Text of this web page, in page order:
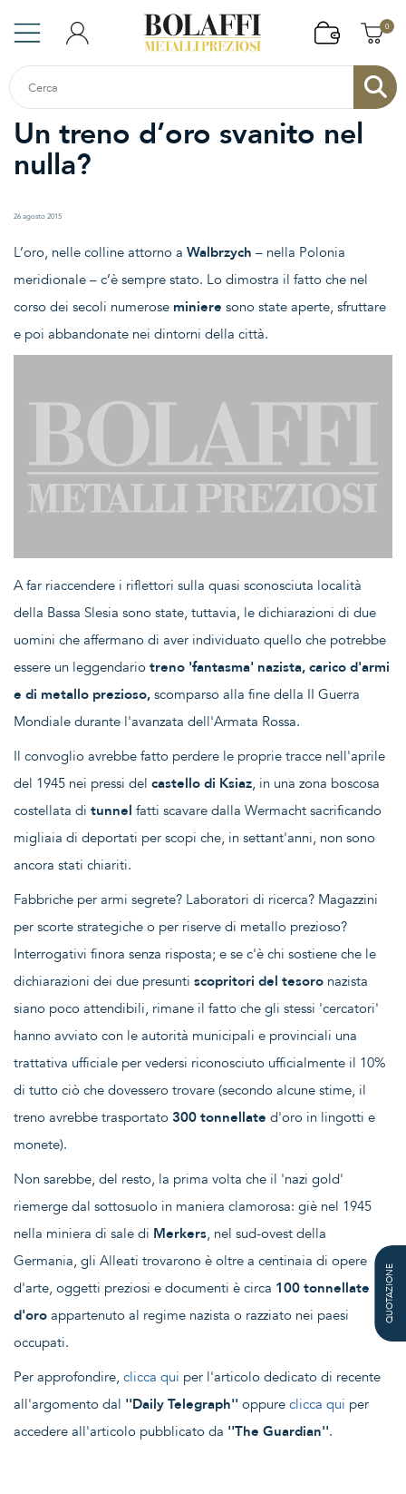
0
Un treno d’oro svanito nel
nulla?
26 agosto 2015
L’oro, nelle colline attorno a Walbrzych – nella Polonia
meridionale – c’è sempre stato. Lo dimostra il fatto che nel
corso dei secoli numerose miniere sono state aperte, sfruttare
e poi abbandonate nei dintorni della città.
A far riaccendere i riflettori sulla quasi sconosciuta località
della Bassa Slesia sono state, tuttavia, le dichiarazioni di due
uomini che affermano di aver individuato quello che potrebbe
essere un leggendario treno 'fantasma' nazista, carico d'armi
e di metallo prezioso, scomparso alla fine della II Guerra
Mondiale durante l'avanzata dell'Armata Rossa.
Il convoglio avrebbe fatto perdere le proprie tracce nell'aprile
del 1945 nei pressi del castello di Ksiaz, in una zona boscosa
costellata di tunnel fatti scavare dalla Wermacht sacrificando
migliaia di deportati per scopi che, in settant'anni, non sono
ancora stati chiariti.
Fabbriche per armi segrete? Laboratori di ricerca? Magazzini
per scorte strategiche o per riserve di metallo prezioso?
Interrogativi finora senza risposta; e se c'è chi sostiene che le
dichiarazioni dei due presunti scopritori del tesoro nazista
siano poco attendibili, rimane il fatto che gli stessi 'cercatori'
hanno avviato con le autorità municipali e provinciali una
trattativa ufficiale per vedersi riconosciuto ufficialmente il 10%
di tutto ciò che dovessero trovare (secondo alcune stime, il
treno avrebbe trasportato 300 tonnellate d'oro in lingotti e
monete).
Non sarebbe, del resto, la prima volta che il 'nazi gold'
riemerge dal sottosuolo in maniera clamorosa: giè nel 1945
nella miniera di sale di Merkers, nel sud-ovest della
Germania, gli Alleati trovarono è oltre a centinaia di opere
d'arte, oggetti preziosi e documenti è circa 100 tonnellate
d'oro appartenuto al regime nazista o razziato nei paesi
occupati.
Per approfondire, clicca qui per l'articolo dedicato di recente
all'argomento dal ''Daily Telegraph'' oppure clicca qui per
accedere all'articolo pubblicato da ''The Guardian''.
QUOTAZIONE